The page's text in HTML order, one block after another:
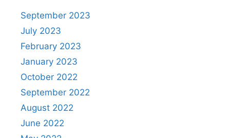
September 2023
July 2023
February 2023
January 2023
October 2022
September 2022
August 2022
June 2022